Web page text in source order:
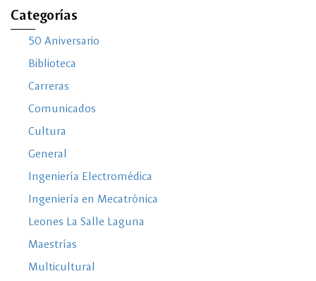
Categorías
50 Aniversario
Biblioteca
Carreras
Comunicados
Cultura
General
Ingeniería Electromédica
Ingeniería en Mecatrónica
Leones La Salle Laguna
Maestrías
Multicultural